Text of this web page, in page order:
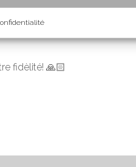
patienter un peu avant de
et se prépare déjà à
fidèlité! 🙏🏻